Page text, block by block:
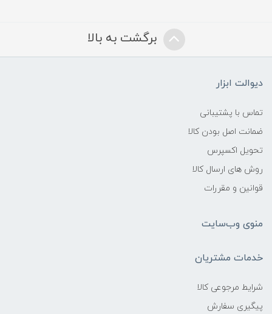
برگشت به بالا
دیوالت ابزار
تماس با پشتیبانی
ضمانت اصل بودن کالا
تحویل اکسپرس
روش های ارسال کالا
قوانین و مقررات
منوی وب‌سایت
خدمات مشتریان
شرایط مرجوعی کالا
پیگیری سفارش